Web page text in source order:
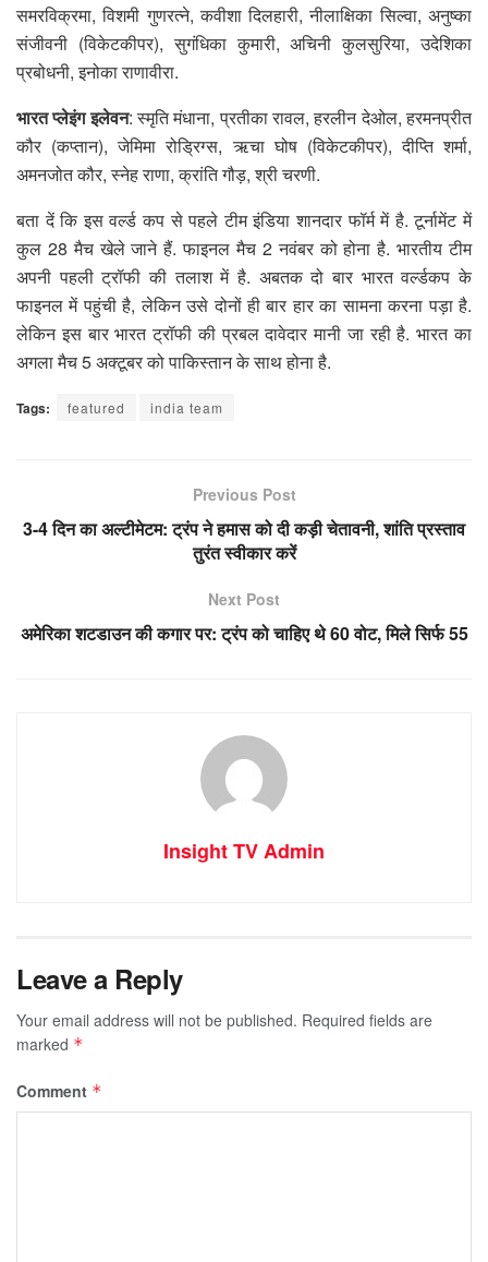
समरविक्रमा, विशमी गुणरत्ने, कवीशा दिलहारी, नीलाक्षिका सिल्वा, अनुष्का
संजीवनी (विकेटकीपर), सुगंधिका कुमारी, अचिनी कुलसुरिया, उदेशिका
प्रबोधनी, इनोका राणावीरा.
भारत प्लेइंग इलेवन: स्मृति मंधाना, प्रतीका रावल, हरलीन देओल, हरमनप्रीत
कौर (कप्तान), जेमिमा रोड्रिग्स, ऋचा घोष (विकेटकीपर), दीप्ति शर्मा,
अमनजोत कौर, स्नेह राणा, क्रांति गौड़, श्री चरणी.
बता दें कि इस वर्ल्ड कप से पहले टीम इंडिया शानदार फॉर्म में है. टूर्नामेंट में
कुल 28 मैच खेले जाने हैं. फाइनल मैच 2 नवंबर को होना है. भारतीय टीम
अपनी पहली ट्रॉफी की तलाश में है. अबतक दो बार भारत वर्ल्डकप के
फाइनल में पहुंची है, लेकिन उसे दोनों ही बार हार का सामना करना पड़ा है.
लेकिन इस बार भारत ट्रॉफी की प्रबल दावेदार मानी जा रही है. भारत का
अगला मैच 5 अक्टूबर को पाकिस्तान के साथ होना है.
Tags: featured india team
Previous Post
3-4 दिन का अल्टीमेटम: ट्रंप ने हमास को दी कड़ी चेतावनी, शांति प्रस्ताव
तुरंत स्वीकार करें
Next Post
अमेरिका शटडाउन की कगार पर: ट्रंप को चाहिए थे 60 वोट, मिले सिर्फ 55
Insight TV Admin
Leave a Reply
Your email address will not be published. Required fields are
marked *
Comment *